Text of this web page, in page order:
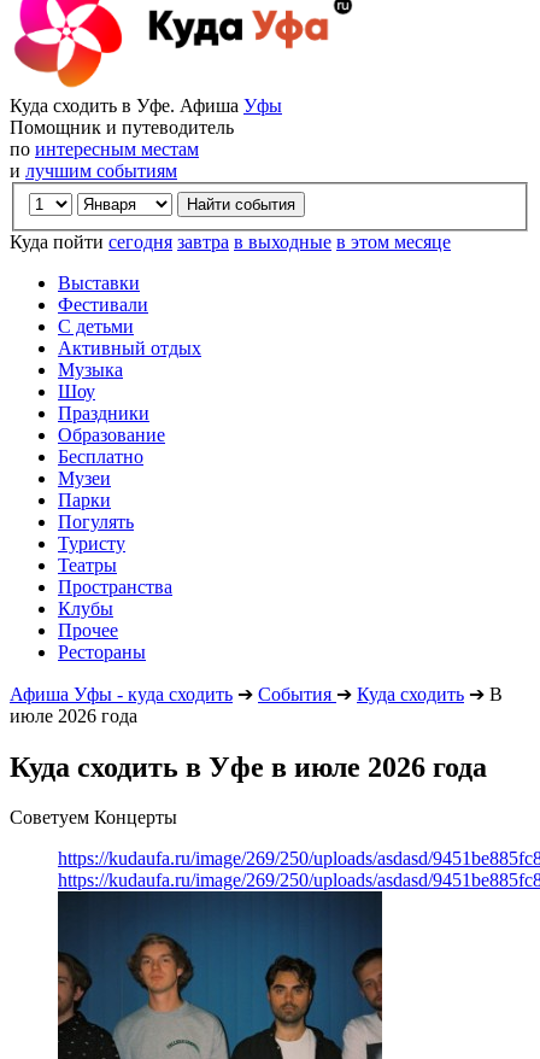
Куда сходить в Уфе. Афиша Уфы
Помощник и путеводитель
по интересным местам
и лучшим событиям
Куда пойти сегодня завтра в выходные в этом месяце
Выставки
Фестивали
С детьми
Активный отдых
Музыка
Шоу
Праздники
Образование
Бесплатно
Музеи
Парки
Погулять
Туристу
Театры
Пространства
Клубы
Прочее
Рестораны
Афиша Уфы - куда сходить ➔ События ➔ Куда сходить ➔ В
июле 2026 года
Куда сходить в Уфе в июле 2026 года
Советуем Концерты
https://kudaufa.ru/image/269/250/uploads/asdasd/
https://kudaufa.ru/image/269/250/uploads/asdasd/